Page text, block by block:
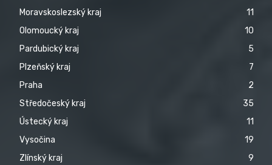
Moravskoslezský kraj
11
Olomoucký kraj
10
Pardubický kraj
5
Plzeňský kraj
7
Praha
2
Středočeský kraj
35
Ústecký kraj
11
Vysočina
19
Zlínský kraj
9